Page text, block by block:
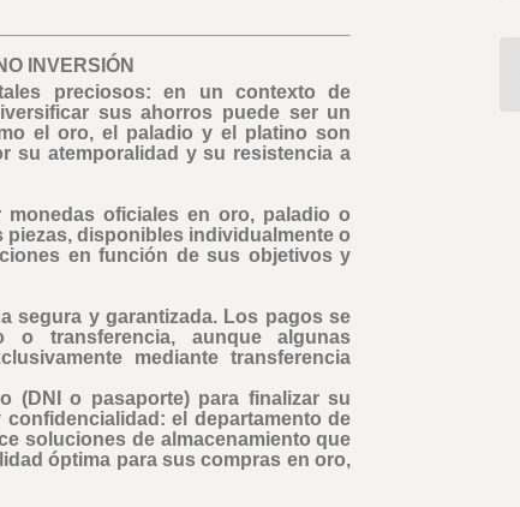
INVERSIÓN
preciosos: en un contexto de
sus ahorros puede ser un
el oro, el paladio y el platino son
su atemporalidad y su resistencia a
monedas oficiales en oro, paladio o
disponibles individualmente o
en función de sus objetivos y
segura y garantizada. Los pagos se
o transferencia, aunque algunas
mediante transferencia
(DNI o pasaporte) para finalizar su
el departamento de
soluciones de almacenamiento que
óptima para sus compras en oro,